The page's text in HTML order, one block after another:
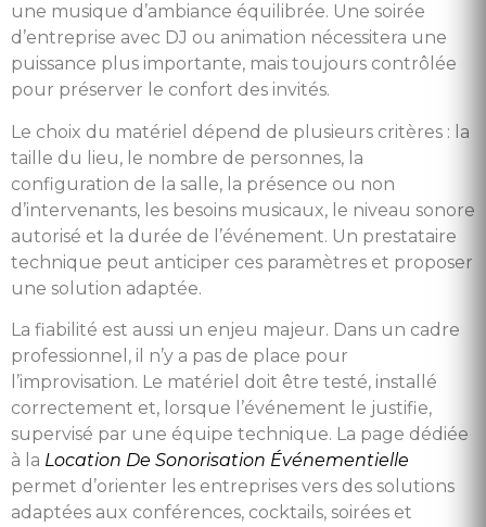
une musique d’ambiance équilibrée. Une soirée
d’entreprise avec DJ ou animation nécessitera une
puissance plus importante, mais toujours contrôlée
pour préserver le confort des invités.
Le choix du matériel dépend de plusieurs critères : la
taille du lieu, le nombre de personnes, la
configuration de la salle, la présence ou non
d’intervenants, les besoins musicaux, le niveau sonore
autorisé et la durée de l’événement. Un prestataire
technique peut anticiper ces paramètres et proposer
une solution adaptée.
La fiabilité est aussi un enjeu majeur. Dans un cadre
professionnel, il n’y a pas de place pour
l’improvisation. Le matériel doit être testé, installé
correctement et, lorsque l’événement le justifie,
supervisé par une équipe technique. La page dédiée
à la Location De Sonorisation Événementielle
permet d’orienter les entreprises vers des solutions
adaptées aux conférences, cocktails, soirées et